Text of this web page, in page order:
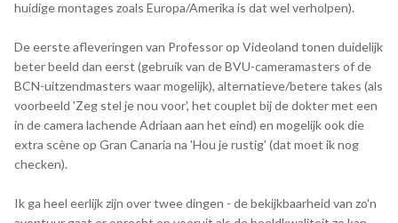
huidige montages zoals Europa/Amerika is dat wel verholpen).
De eerste afleveringen van Professor op Videoland tonen duidelijk
beter beeld dan eerst (gebruik van de BVU-cameramasters of de
BCN-uitzendmasters waar mogelijk), alternatieve/betere takes (als
voorbeeld 'Zeg stel je nou voor', het couplet bij de dokter met een
in de camera lachende Adriaan aan het eind) en mogelijk ook die
extra scène op Gran Canaria na 'Hou je rustig' (dat moet ik nog
checken).
Ik ga heel eerlijk zijn over twee dingen - de bekijkbaarheid van zo'n